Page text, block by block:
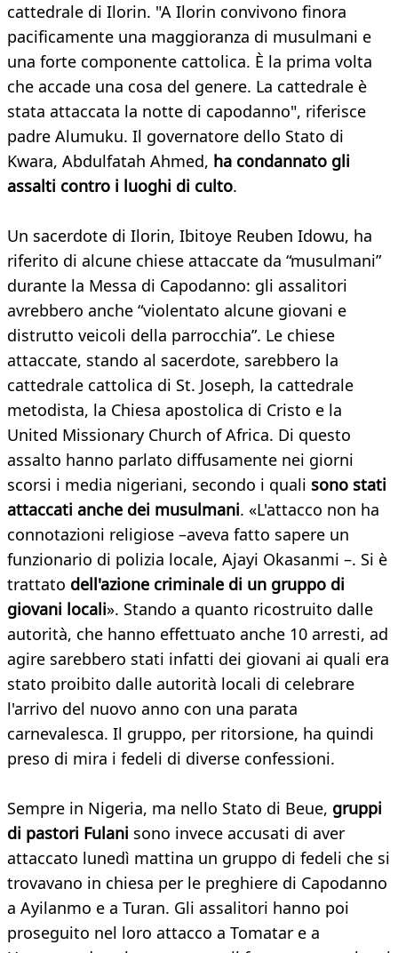
cattedrale di Ilorin. "A Ilorin convivono finora
pacificamente una maggioranza di musulmani e
una forte componente cattolica. È la prima volta
che accade una cosa del genere. La cattedrale è
stata attaccata la notte di capodanno", riferisce
padre Alumuku. Il governatore dello Stato di
Kwara, Abdulfatah Ahmed, ha condannato gli
assalti contro i luoghi di culto.
Un sacerdote di Ilorin, Ibitoye Reuben Idowu, ha
riferito di alcune chiese attaccate da “musulmani”
durante la Messa di Capodanno: gli assalitori
avrebbero anche “violentato alcune giovani e
distrutto veicoli della parrocchia”. Le chiese
attaccate, stando al sacerdote, sarebbero la
cattedrale cattolica di St. Joseph, la cattedrale
metodista, la Chiesa apostolica di Cristo e la
United Missionary Church of Africa. Di questo
assalto hanno parlato diffusamente nei giorni
scorsi i media nigeriani, secondo i quali sono stati
attaccati anche dei musulmani. «L'attacco non ha
connotazioni religiose –aveva fatto sapere un
funzionario di polizia locale, Ajayi Okasanmi –. Si è
trattato dell'azione criminale di un gruppo di
giovani locali». Stando a quanto ricostruito dalle
autorità, che hanno effettuato anche 10 arresti, ad
agire sarebbero stati infatti dei giovani ai quali era
stato proibito dalle autorità locali di celebrare
l'arrivo del nuovo anno con una parata
carnevalesca. Il gruppo, per ritorsione, ha quindi
preso di mira i fedeli di diverse confessioni.
Sempre in Nigeria, ma nello Stato di Beue, gruppi
di pastori Fulani sono invece accusati di aver
attaccato lunedì mattina un gruppo di fedeli che si
trovavano in chiesa per le preghiere di Capodanno
a Ayilanmo e a Turan. Gli assalitori hanno poi
proseguito nel loro attacco a Tomatar e a